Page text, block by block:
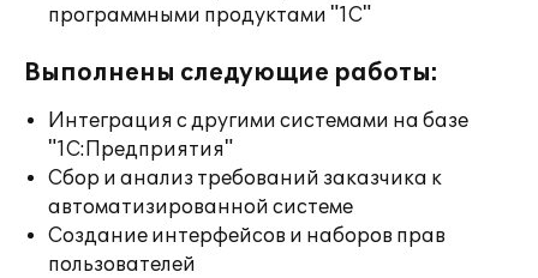
программными продуктами "1С"
Выполнены следующие работы:
Интеграция с другими системами на базе
"1С:Предприятия"
Сбор и анализ требований заказчика к
автоматизированной системе
Создание интерфейсов и наборов прав
пользователей